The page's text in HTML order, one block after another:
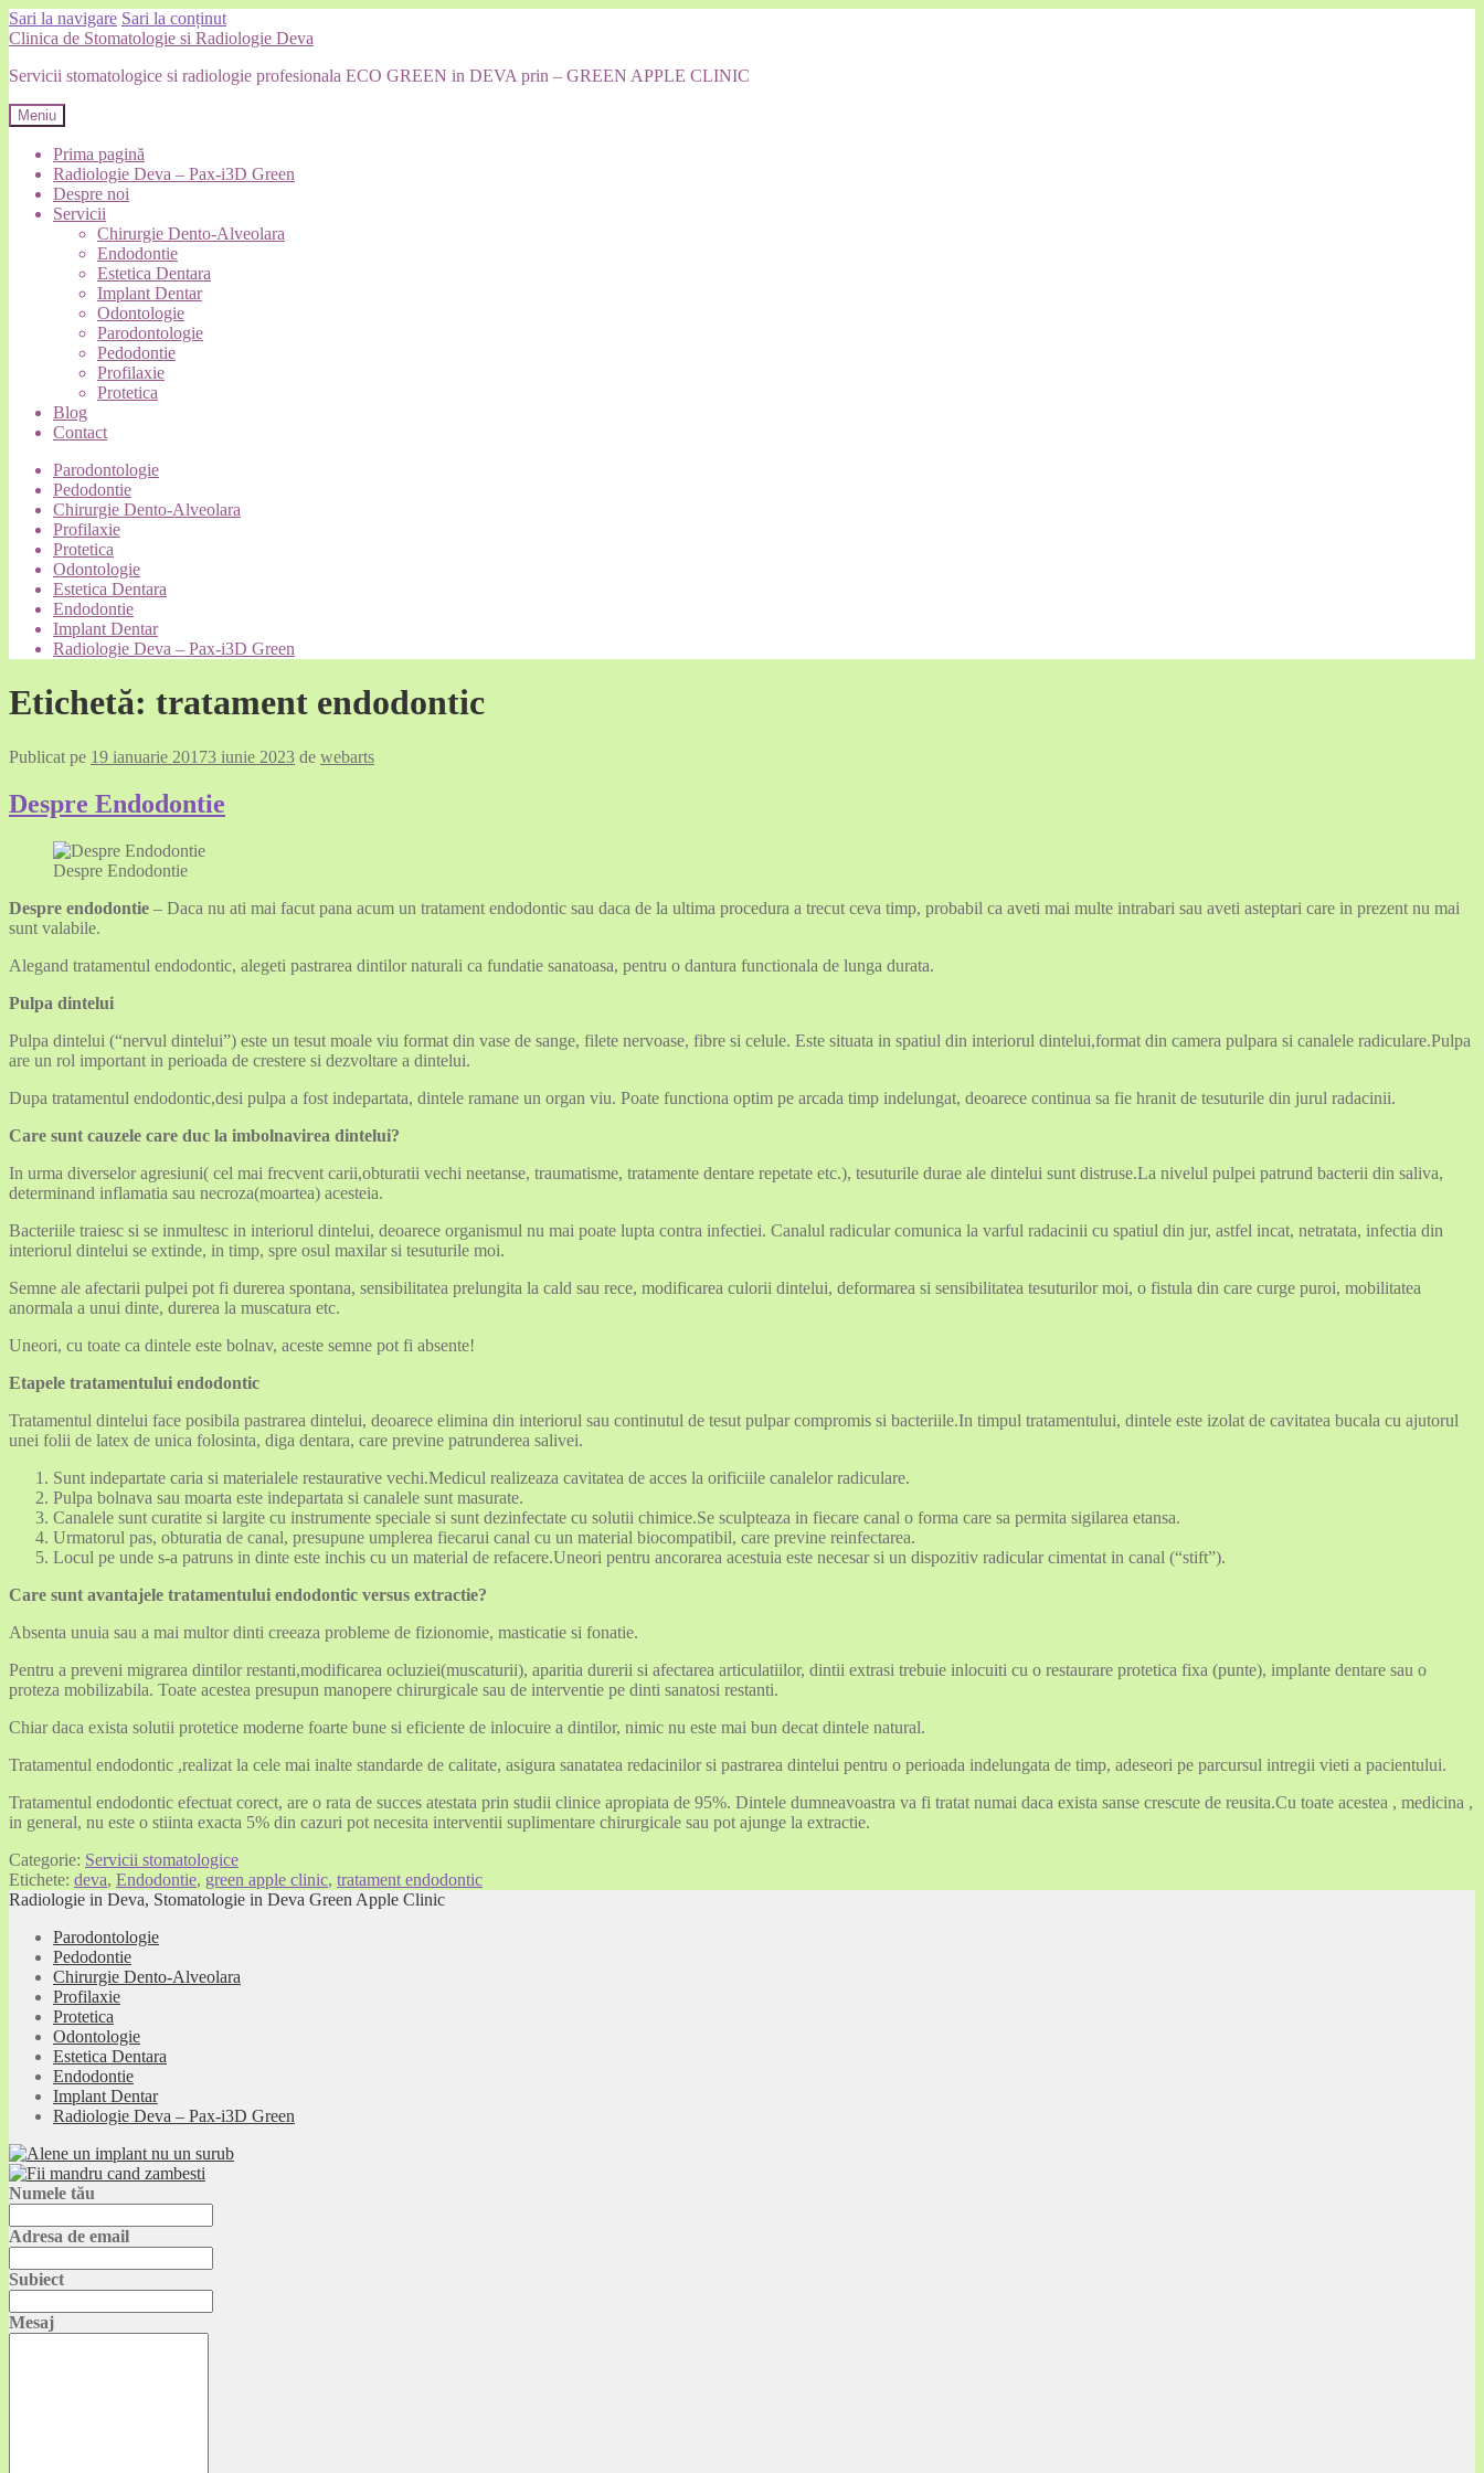
Sari la navigare Sari la conținut
Clinica de Stomatologie si Radiologie Deva
Servicii stomatologice si radiologie profesionala ECO GREEN in DEVA prin – GREEN APPLE CLINIC
Meniu
Prima pagină
Radiologie Deva – Pax-i3D Green
Despre noi
Servicii
Chirurgie Dento-Alveolara
Endodontie
Estetica Dentara
Implant Dentar
Odontologie
Parodontologie
Pedodontie
Profilaxie
Protetica
Blog
Contact
Parodontologie
Pedodontie
Chirurgie Dento-Alveolara
Profilaxie
Protetica
Odontologie
Estetica Dentara
Endodontie
Implant Dentar
Radiologie Deva – Pax-i3D Green
Etichetă: tratament endodontic
Publicat pe 19 ianuarie 20173 iunie 2023 de webarts
Despre Endodontie
Despre Endodontie
Despre endodontie – Daca nu ati mai facut pana acum un tratament endodontic sau daca de la ultima procedura a trecut ceva timp, probabil ca aveti mai multe intrabari sau aveti asteptari care in prezent nu mai
sunt valabile.
Alegand tratamentul endodontic, alegeti pastrarea dintilor naturali ca fundatie sanatoasa, pentru o dantura functionala de lunga durata.
Pulpa dintelui
Pulpa dintelui (“nervul dintelui”) este un tesut moale viu format din vase de sange, filete nervoase, fibre si celule. Este situata in spatiul din interiorul dintelui,format din camera pulpara si canalele radiculare.Pulpa
are un rol important in perioada de crestere si dezvoltare a dintelui.
Dupa tratamentul endodontic,desi pulpa a fost indepartata, dintele ramane un organ viu. Poate functiona optim pe arcada timp indelungat, deoarece continua sa fie hranit de tesuturile din jurul radacinii.
Care sunt cauzele care duc la imbolnavirea dintelui?
In urma diverselor agresiuni( cel mai frecvent carii,obturatii vechi neetanse, traumatisme, tratamente dentare repetate etc.), tesuturile durae ale dintelui sunt distruse.La nivelul pulpei patrund bacterii din saliva,
determinand inflamatia sau necroza(moartea) acesteia.
Bacteriile traiesc si se inmultesc in interiorul dintelui, deoarece organismul nu mai poate lupta contra infectiei. Canalul radicular comunica la varful radacinii cu spatiul din jur, astfel incat, netratata, infectia din
interiorul dintelui se extinde, in timp, spre osul maxilar si tesuturile moi.
Semne ale afectarii pulpei pot fi durerea spontana, sensibilitatea prelungita la cald sau rece, modificarea culorii dintelui, deformarea si sensibilitatea tesuturilor moi, o fistula din care curge puroi, mobilitatea
anormala a unui dinte, durerea la muscatura etc.
Uneori, cu toate ca dintele este bolnav, aceste semne pot fi absente!
Etapele tratamentului endodontic
Tratamentul dintelui face posibila pastrarea dintelui, deoarece elimina din interiorul sau continutul de tesut pulpar compromis si bacteriile.In timpul tratamentului, dintele este izolat de cavitatea bucala cu ajutorul
unei folii de latex de unica folosinta, diga dentara, care previne patrunderea salivei.
Sunt indepartate caria si materialele restaurative vechi.Medicul realizeaza cavitatea de acces la orificiile canalelor radiculare.
Pulpa bolnava sau moarta este indepartata si canalele sunt masurate.
Canalele sunt curatite si largite cu instrumente speciale si sunt dezinfectate cu solutii chimice.Se sculpteaza in fiecare canal o forma care sa permita sigilarea etansa.
Urmatorul pas, obturatia de canal, presupune umplerea fiecarui canal cu un material biocompatibil, care previne reinfectarea.
Locul pe unde s-a patruns in dinte este inchis cu un material de refacere.Uneori pentru ancorarea acestuia este necesar si un dispozitiv radicular cimentat in canal (“stift”).
Care sunt avantajele tratamentului endodontic versus extractie?
Absenta unuia sau a mai multor dinti creeaza probleme de fizionomie, masticatie si fonatie.
Pentru a preveni migrarea dintilor restanti,modificarea ocluziei(muscaturii), aparitia durerii si afectarea articulatiilor, dintii extrasi trebuie inlocuiti cu o restaurare protetica fixa (punte), implante dentare sau o
proteza mobilizabila. Toate acestea presupun manopere chirurgicale sau de interventie pe dinti sanatosi restanti.
Chiar daca exista solutii protetice moderne foarte bune si eficiente de inlocuire a dintilor, nimic nu este mai bun decat dintele natural.
Tratamentul endodontic ,realizat la cele mai inalte standarde de calitate, asigura sanatatea redacinilor si pastrarea dintelui pentru o perioada indelungata de timp, adeseori pe parcursul intregii vieti a pacientului.
Tratamentul endodontic efectuat corect, are o rata de succes atestata prin studii clinice apropiata de 95%. Dintele dumneavoastra va fi tratat numai daca exista sanse crescute de reusita.Cu toate acestea , medicina ,
in general, nu este o stiinta exacta 5% din cazuri pot necesita interventii suplimentare chirurgicale sau pot ajunge la extractie.
Categorie: Servicii stomatologice
Etichete: deva, Endodontie, green apple clinic, tratament endodontic
Radiologie in Deva, Stomatologie in Deva Green Apple Clinic
Parodontologie
Pedodontie
Chirurgie Dento-Alveolara
Profilaxie
Protetica
Odontologie
Estetica Dentara
Endodontie
Implant Dentar
Radiologie Deva – Pax-i3D Green
Numele tău
Adresa de email
Subiect
Mesaj